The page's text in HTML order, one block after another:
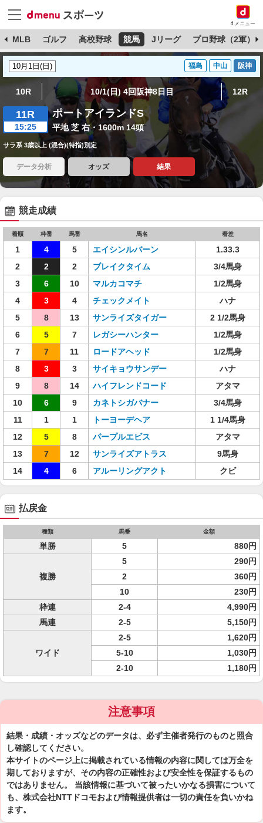
dメニュー
MLB ゴルフ 高校野球 競馬 Jリーグ プロ野球（2軍）
福島 中山 阪神
10R 10/1(日) 4回阪神8日目 12R
11R
15:25
ポートアイランドS
平地 芝 右・1600m 14頭
サラ系 3歳以上 (混合)(特指)別定
データ分析 オッズ 結果
競走成績
着順 枠番 馬番 馬名 着差
1 4 5 エイシンルバーン
1.33.3
2
2 2 ブレイクタイム
3/4馬身
3
6 10 マルカコマチ
1/2馬身
4
3 4 チェックメイト
ハナ
5
8 13 サンライズタイガー
2 1/2馬身
6
5 7 レガシーハンター
1/2馬身
7
7 11 ロードアヘッド
1/2馬身
8
3 3 サイキョウサンデー
ハナ
9
8 14 ハイフレンドコード
アタマ
10
6 9 カネトシガバナー
3/4馬身
11
1 1 トーヨーデヘア
1 1/4馬身
12
5 8 パープルエビス
アタマ
13
7 12 サンライズアトラス
9馬身
14
4 6 アルーリングアクト クビ
払戻金
種類 馬番 金額
単勝 5 880円
複勝
5
290円
2
360円
10
230円
枠連
2-4
4,990円
馬連
2-5 5,150円
ワイド
2-5
1,620円
5-10
1,030円
2-10
1,180円
注意事項
結果・成績・オッズなどのデータは、必ず主催者発行のものと照合
し確認してください。
本サイトのページ上に掲載されている情報の内容に関しては万全を
期しておりますが、その内容の正確性および安全性を保証するもの
ではありません。 当該情報に基づいて被ったいかなる損害について
も、株式会社NTTドコモおよび情報提供者は一切の責任を負いかね
ます。